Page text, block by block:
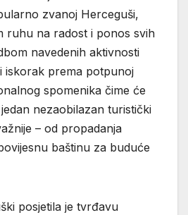
zvanoj Herceguši,
ruhu na radost i ponos svih
navedenih aktivnosti
iskorak prema potpunoj
spomenika čime će
nezaobilazan turistički
– od propadanja
baštinu za buduće
posjetila je tvrđavu